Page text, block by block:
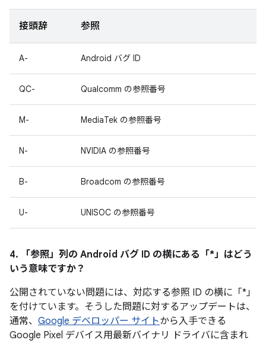
接頭辞 参照
A- Android バグ ID
QC- Qualcomm の参照番号
M- MediaTek の参照番号
N- NVIDIA の参照番号
B- Broadcom の参照番号
U- UNISOC の参照番号
4. 「参照」 列の Android バグ ID の横にある「*」はどう
いう意味ですか？
公開されていない問題には、対応する参照 ID の横に「*」
を付けています。そうした問題に対するアップデートは、
通常、 Google デベロッパー サイトから入手できる
Google Pixel デバイス用最新バイナリ ドライバに含まれ